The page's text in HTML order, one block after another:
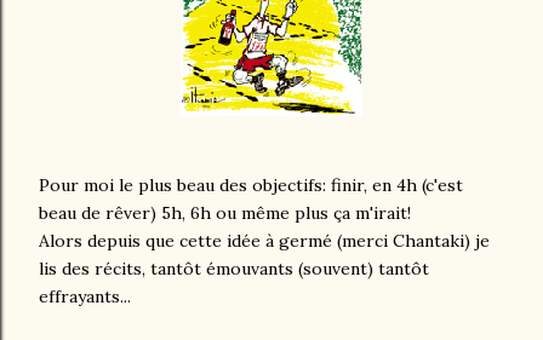
Pour moi le plus beau des objectifs: finir, en 4h (c'est
beau de rêver) 5h, 6h ou même plus ça m'irait!
Alors depuis que cette idée à germé (merci Chantaki) je
lis des récits, tantôt émouvants (souvent) tantôt
effrayants...